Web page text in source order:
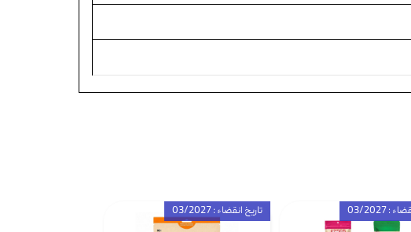
تاریخ انقضاء : 03/2027 : 03/2027